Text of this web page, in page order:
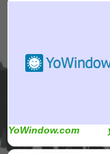
YoWindow.com